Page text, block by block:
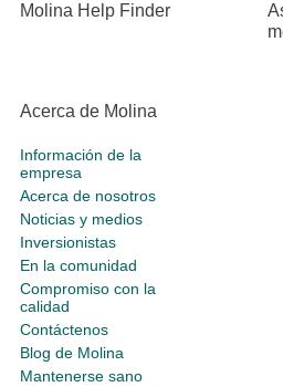
Molina Help Finder
Acerca de Molina
Información de la
empresa
Acerca de nosotros
Noticias y medios
Inversionistas
En la comunidad
Compromiso con la
calidad
Contáctenos
Blog de Molina
Mantenerse sano